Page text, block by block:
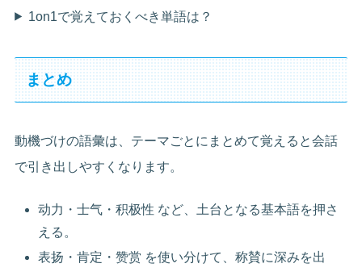
1on1で覚えておくべき単語は？
まとめ
動機づけの語彙は、テーマごとにまとめて覚えると会話
で引き出しやすくなります。
动力・士气・积极性 など、土台となる基本語を押さ
える。
表扬・肯定・赞赏 を使い分けて、称賛に深みを出